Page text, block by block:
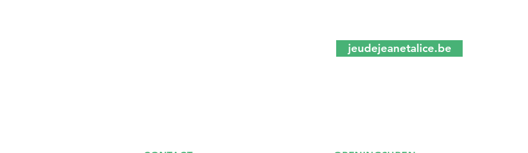
jeudejeanetalice.be